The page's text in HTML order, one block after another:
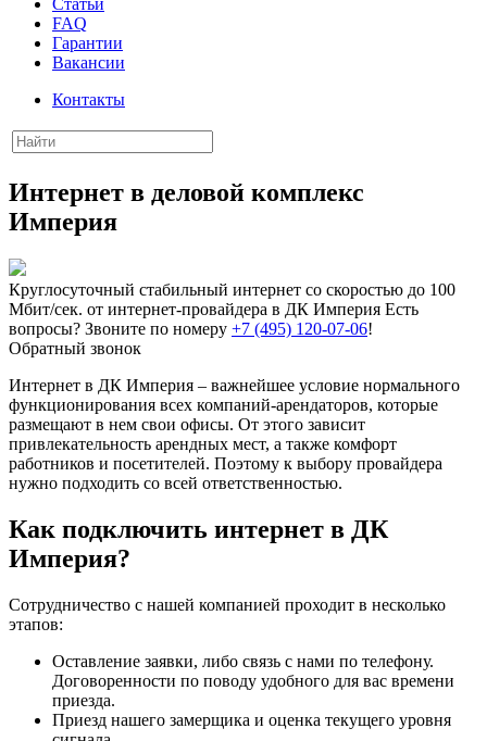
Статьи
FAQ
Гарантии
Вакансии
Контакты
Интернет в деловой комплекс
Империя
Круглосуточный стабильный интернет со скоростью до 100
Мбит/сек. от интернет-провайдера в ДК Империя Есть
вопросы? Звоните по номеру +7 (495) 120-07-06!
Обратный звонок
Интернет в ДК Империя – важнейшее условие нормального
функционирования всех компаний-арендаторов, которые
размещают в нем свои офисы. От этого зависит
привлекательность арендных мест, а также комфорт
работников и посетителей. Поэтому к выбору провайдера
нужно подходить со всей ответственностью.
Как подключить интернет в ДК
Империя?
Сотрудничество с нашей компанией проходит в несколько
этапов:
Оставление заявки, либо связь с нами по телефону.
Договоренности по поводу удобного для вас времени
приезда.
Приезд нашего замерщика и оценка текущего уровня